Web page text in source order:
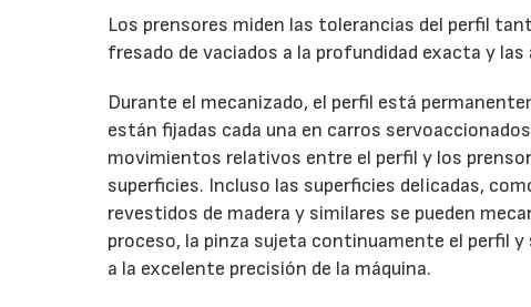
Los prensores miden las tolerancias del perfil
fresado de vaciados a la profundidad exacta y
Durante el mecanizado, el perfil está
están fijadas cada una en carros
movimientos relativos entre el perfil y los
superficies. Incluso las superficies delicadas,
revestidos de madera y similares se pueden
proceso, la pinza sujeta continuamente el perfil
a la excelente precisión de la máquina.